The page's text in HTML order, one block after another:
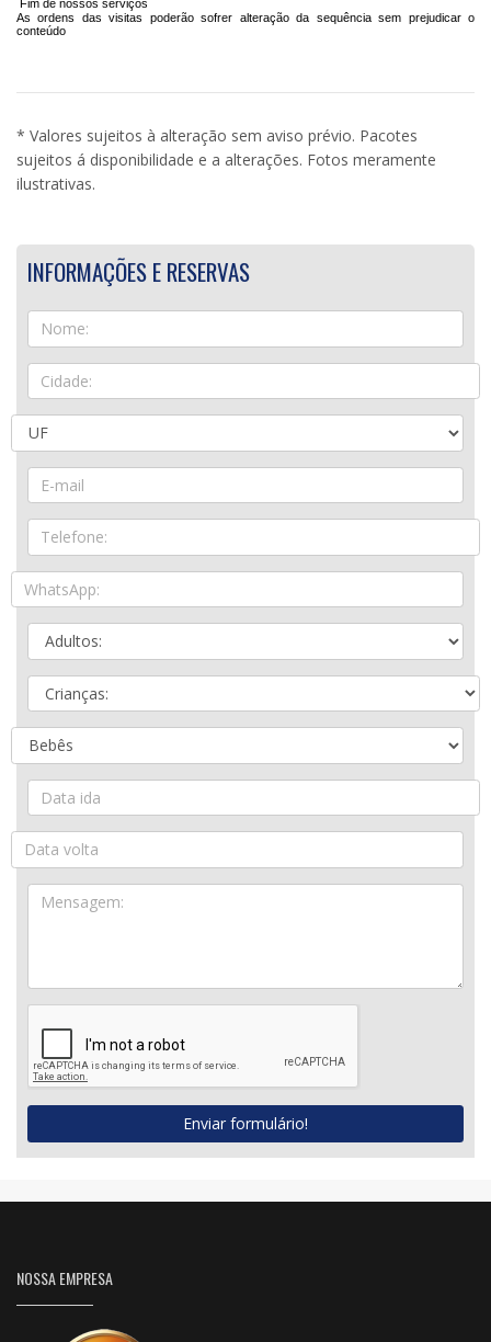
Fim de nossos serviços
As ordens das visitas poderão sofrer alteração da sequência sem prejudicar o
conteúdo
* Valores sujeitos à alteração sem aviso prévio. Pacotes
sujeitos á disponibilidade e a alterações. Fotos meramente
ilustrativas.
INFORMAÇÕES E RESERVAS
Enviar formulário!
NOSSA EMPRESA